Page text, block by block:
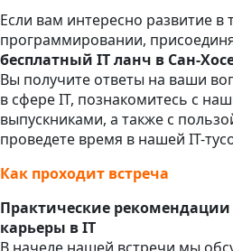
Если вам интересно развитие в
программировании,
бесплатный IT ланч в Сан-
Вы получите ответы на ваши
в сфере IT, познакомитесь с
выпускниками, а также с
проведете время в нашей IT-
Как проходит встреча
Практические рекомендации
карьеры в IT